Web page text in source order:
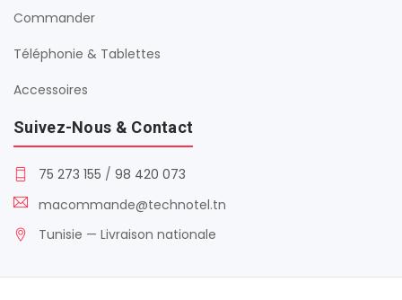
Commander
Téléphonie & Tablettes
Accessoires
Suivez-Nous & Contact
75 273 155 / 98 420 073
macommande@technotel.tn
Tunisie — Livraison nationale